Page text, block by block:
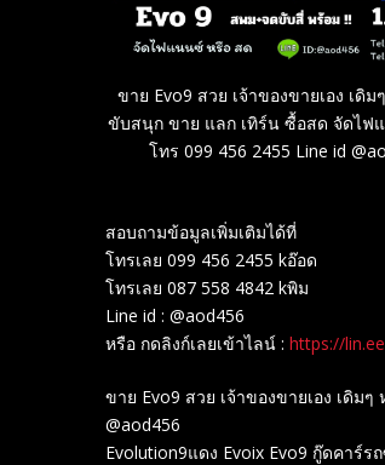
ขาย Evo9 สวย เจ้าของขายเอง เดิม
ขับสนุก ขาย แลก เทิร์น ซื้อสด จัดไฟ
โทร 099 456 2455 Line id
สอบถามข้อมูลเพิ่มเติมได้ที่
โทรเลย 099 456 2455 kอ๊อด
โทรเลย 087 558 4842 kพิม
Line id : @aod456
หรือ กดลิงก์เลยเข้าไลน์ : https://
ขาย Evo9 สวย เจ้าของขายเอง เดิ
@aod456
Evolution9แดง Evoix Evo9 กู๊ดคาร์ร